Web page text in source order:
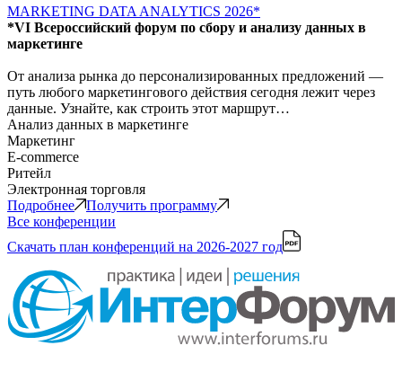
MARKETING DATA ANALYTICS 2026*
*VI Всероссийский форум по сбору и анализу данных в
маркетинге
От анализа рынка до персонализированных предложений —
путь любого маркетингового действия сегодня лежит через
данные. Узнайте, как строить этот маршрут…
Анализ данных в маркетинге
Маркетинг
E-commerce
Ритейл
Электронная торговля
Подробнее
Получить программу
Все конференции
Скачать план конференций на 2026-2027 год